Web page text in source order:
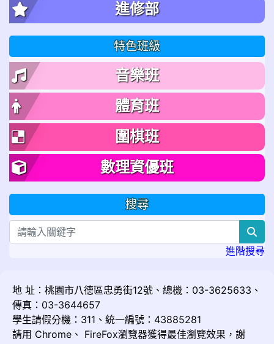
進修部
特色班級
音樂班
體育班
圍棋班
數理資優班
搜尋
進階搜尋
地 址：桃園市八德區忠勇街12號、總機：03-3625633、
傳真：03-3644657
學生請假分機：311、統一編號：43885281
請用 Chrome 、 FireFox瀏覽器獲得最佳瀏覽效果，謝